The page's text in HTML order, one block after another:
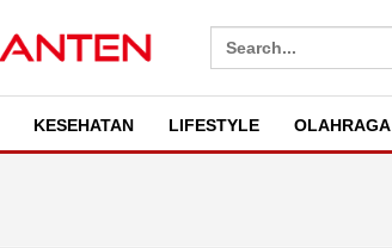
Search
for:
KESEHATAN LIFESTYLE OLAHRAGA